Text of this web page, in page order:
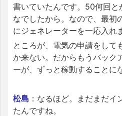
書いていたんです。50何回
なでしたから。なので、最初
にジェネレーターを一応入れ
ところが、電気の申請をして
か来ない。だからもうバック
ーが、ずっと稼動することに
松島 ：なるほど。まだまだイ
たんですね。